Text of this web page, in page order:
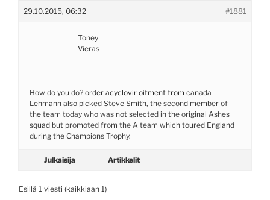
29.10.2015, 06:32 #1881
Toney
Vieras
How do you do? order acyclovir oitment from canada
Lehmann also picked Steve Smith, the second member of
the team today who was not selected in the original Ashes
squad but promoted from the A team which toured England
during the Champions Trophy.
Julkaisija Artikkelit
Esillä 1 viesti (kaikkiaan 1)